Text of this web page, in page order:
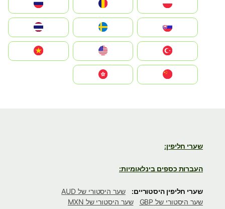
România
Slovensko
United States
Vietnam
שערי חליפין:
העברות כספים בינלאומיות:
שערי חליפין היסטוריים:
שער היסטורי של AUD
שער היסטורי של GBP
שער היסטורי של MXN